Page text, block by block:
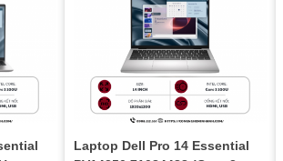
Laptop Dell Pro 14 Essential